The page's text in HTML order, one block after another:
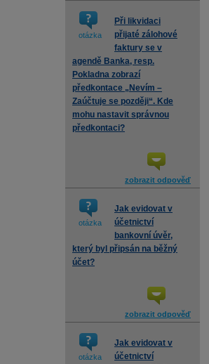
otázka
Při likvidaci
přijaté zálohové
faktury se v
agendě Banka, resp.
Pokladna zobrazí
předkontace „Nevím –
Zaúčtuje se později“. Kde
mohu nastavit správnou
předkontaci?
zobrazit odpověď
otázka
Jak evidovat v
účetnictví
bankovní úvěr,
který byl připsán na běžný
účet?
zobrazit odpověď
otázka
Jak evidovat v
účetnictví